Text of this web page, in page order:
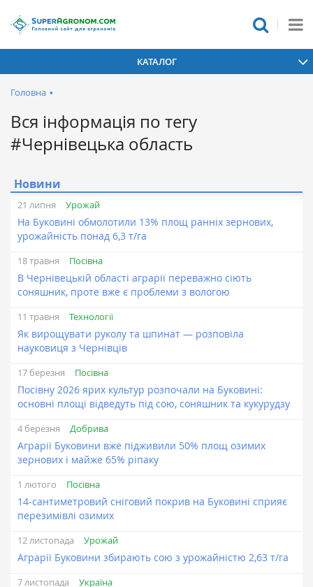
КАТАЛОГ
Головна •
Вся інформація по тегу
#Чернівецька область
Новини
21 липня Урожай
На Буковині обмолотили 13% площ ранніх зернових,
урожайність понад 6,3 т/га
18 травня Посівна
В Чернівецькій області аграрії переважно сіють
соняшник, проте вже є проблеми з вологою
11 травня Технології
Як вирощувати руколу та шпинат — розповіла
науковиця з Чернівців
17 березня Посівна
Посівну 2026 ярих культур розпочали на Буковині:
основні площі відведуть під сою, соняшник та кукурудзу
4 березня Добрива
Аграрії Буковини вже підживили 50% площ озимих
зернових і майже 65% ріпаку
1 лютого Посівна
14-сантиметровий сніговий покрив на Буковині сприяє
перезимівлі озимих
12 листопада Урожай
Аграрії Буковини збирають сою з урожайністю 2,63 т/га
7 листопада Україна